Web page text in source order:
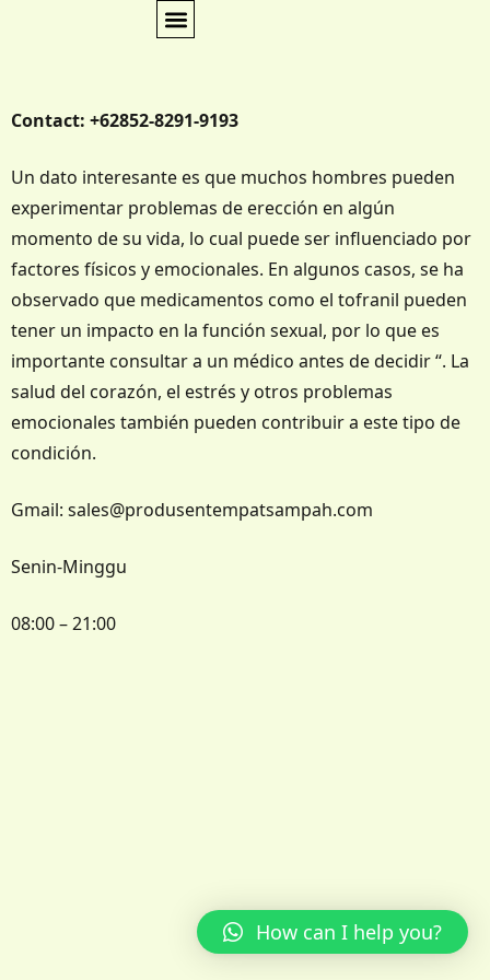
Contact: +62852-8291-9193
Un dato interesante es que muchos hombres pueden
experimentar problemas de erección en algún
momento de su vida, lo cual puede ser influenciado por
factores físicos y emocionales. En algunos casos, se ha
observado que medicamentos como el tofranil pueden
tener un impacto en la función sexual, por lo que es
importante consultar a un médico antes de decidir “. La
salud del corazón, el estrés y otros problemas
emocionales también pueden contribuir a este tipo de
condición.
Gmail: sales@produsentempatsampah.com
Senin-Minggu
08:00 – 21:00
How can I help you?